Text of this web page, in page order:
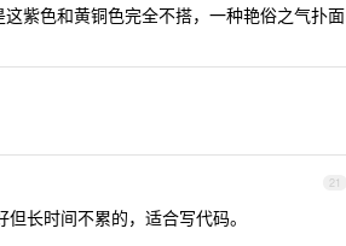
紫色和黄铜色完全不搭，一种艳俗之气扑面
21
长时间不累的，适合写代码。